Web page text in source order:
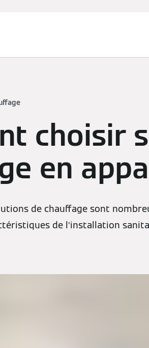
choisir
en
de chauffage sont
de l’installation